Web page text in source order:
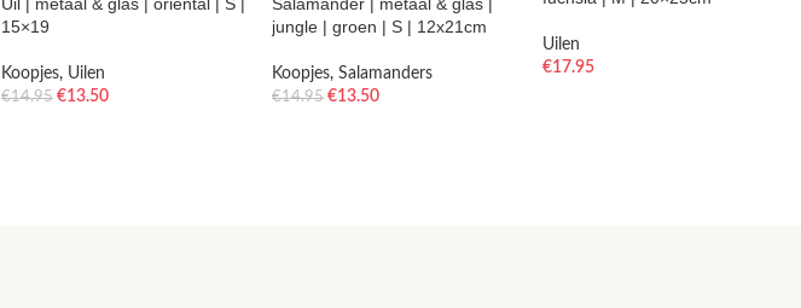
15×19
Koopjes, Uilen
€14.95 €13.50
jungle | groen | S | 12x21cm
Koopjes, Salamanders
€14.95 €13.50
Uilen
€17.95